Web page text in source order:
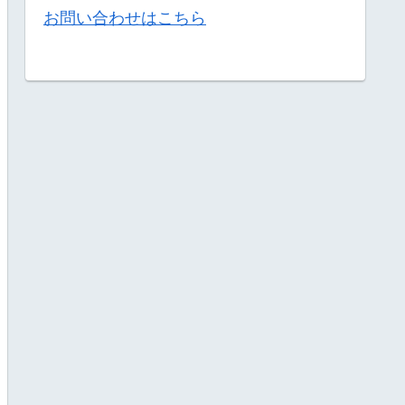
お問い合わせはこちら